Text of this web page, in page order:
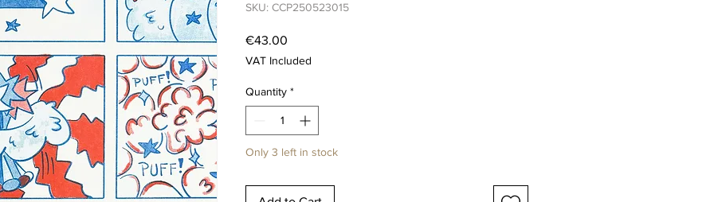
SKU: CCP250523015
€43.00
VAT Included
Quantity *
Only 3 left in stock